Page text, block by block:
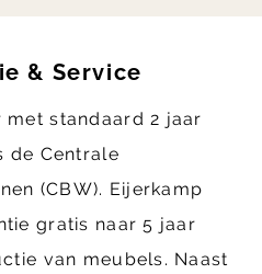
& Service
standaard 2 jaar
de Centrale
(CBW). Eijerkamp
gratis naar 5 jaar
van meubels. Naast